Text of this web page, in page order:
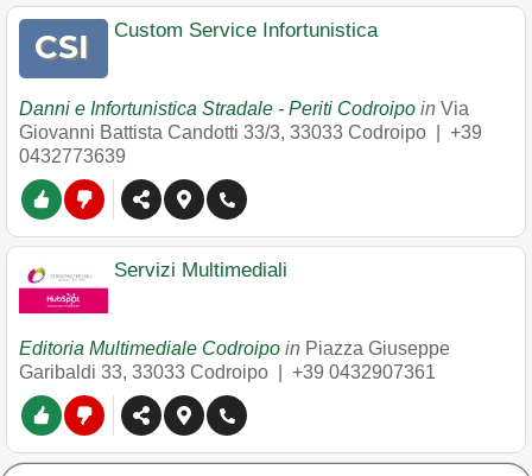
Custom Service Infortunistica
Danni e Infortunistica Stradale - Periti Codroipo in Via
Giovanni Battista Candotti 33/3, 33033 Codroipo
+39
0432773639
Servizi Multimediali
Editoria Multimediale Codroipo in Piazza Giuseppe
Garibaldi 33, 33033 Codroipo +39 0432907361